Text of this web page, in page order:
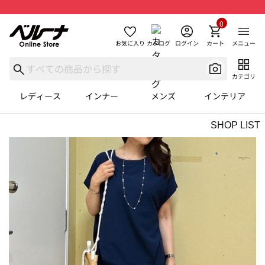
お気に入り カタログ ログイン カート
0
メニュー
カテゴリ
レディース インナー メンズ インテリア
SHOP LIST